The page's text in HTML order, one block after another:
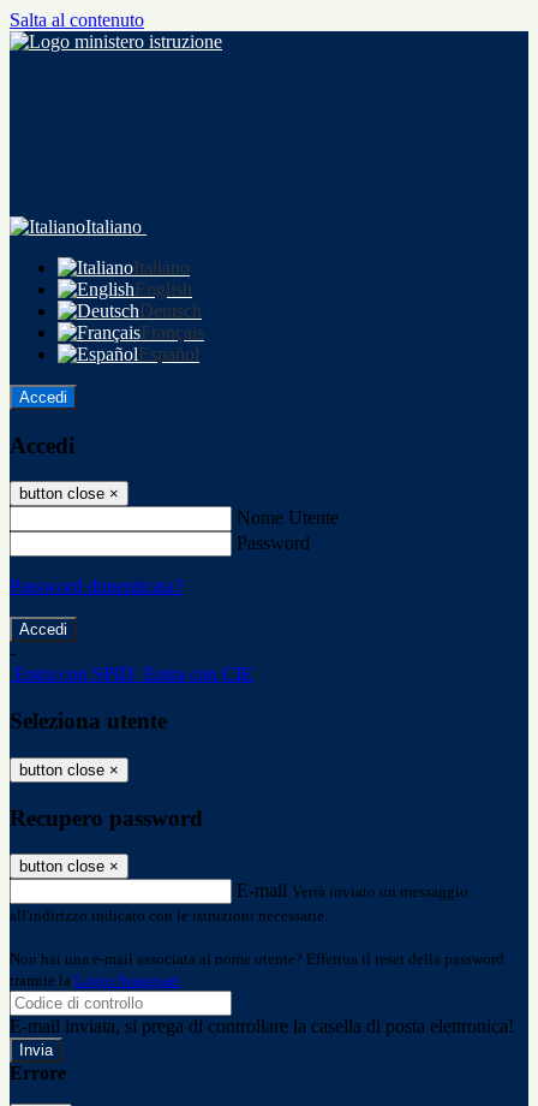
Salta al contenuto
Italiano
Italiano
English
Deutsch
Français
Español
Accedi
Accedi
button close ×
Nome Utente
Password
Password dimenticata?
-
Entra con SPID Entra con CIE
Seleziona utente
button close ×
Recupero password
button close ×
E-mail Verrà inviato un messaggio
all'indirizzo indicato con le istruzioni necessarie.
Non hai una e-mail associata al nome utente? Effettua il reset della password
tramite la Login Spaggiari
E-mail inviata, si prega di controllare la casella di posta elettronica!
Errore